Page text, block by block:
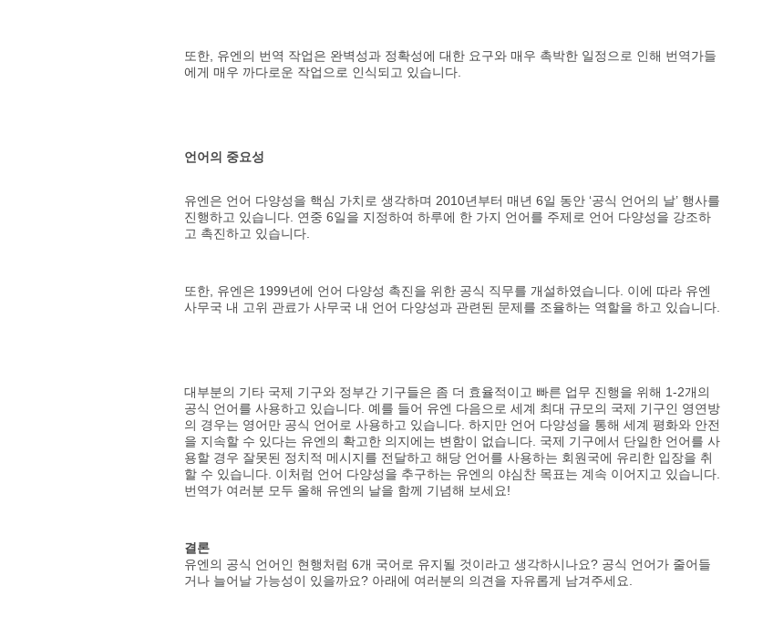
또한, 유엔의 번역 작업은 완벽성과 정확성에 대한 요구와 매우 촉박한 일정으로 인해 번역가들
에게 매우 까다로운 작업으로 인식되고 있습니다.
언어의 중요성
유엔은 언어 다양성을 핵심 가치로 생각하며 2010년부터 매년 6일 동안 ‘공식 언어의 날’ 행사를
진행하고 있습니다. 연중 6일을 지정하여 하루에 한 가지 언어를 주제로 언어 다양성을 강조하
고 촉진하고 있습니다.
또한, 유엔은 1999년에 언어 다양성 촉진을 위한 공식 직무를 개설하였습니다. 이에 따라 유엔
사무국 내 고위 관료가 사무국 내 언어 다양성과 관련된 문제를 조율하는 역할을 하고 있습니다.
대부분의 기타 국제 기구와 정부간 기구들은 좀 더 효율적이고 빠른 업무 진행을 위해 1-2개의
공식 언어를 사용하고 있습니다. 예를 들어 유엔 다음으로 세계 최대 규모의 국제 기구인 영연방
의 경우는 영어만 공식 언어로 사용하고 있습니다. 하지만 언어 다양성을 통해 세계 평화와 안전
을 지속할 수 있다는 유엔의 확고한 의지에는 변함이 없습니다. 국제 기구에서 단일한 언어를 사
용할 경우 잘못된 정치적 메시지를 전달하고 해당 언어를 사용하는 회원국에 유리한 입장을 취
할 수 있습니다. 이처럼 언어 다양성을 추구하는 유엔의 야심찬 목표는 계속 이어지고 있습니다.
번역가 여러분 모두 올해 유엔의 날을 함께 기념해 보세요!
결론
유엔의 공식 언어인 현행처럼 6개 국어로 유지될 것이라고 생각하시나요? 공식 언어가 줄어들
거나 늘어날 가능성이 있을까요? 아래에 여러분의 의견을 자유롭게 남겨주세요.